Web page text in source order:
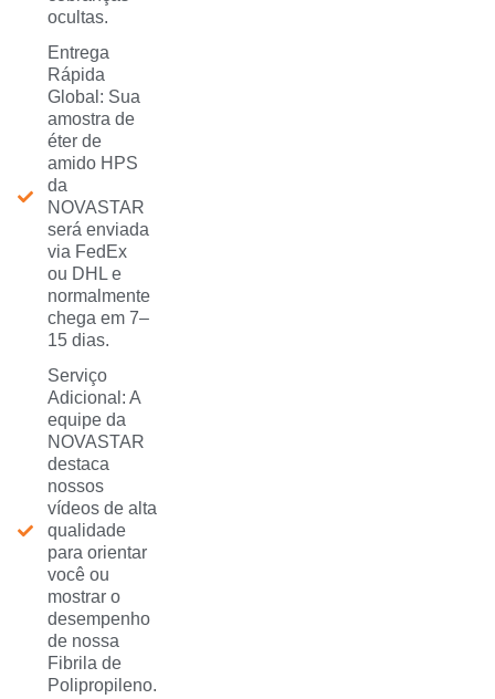
ocultas.
Entrega
Rápida
Global: Sua
amostra de
éter de
amido HPS
da
NOVASTAR
será enviada
via FedEx
ou DHL e
normalmente
chega em 7–
15 dias.
Serviço
Adicional: A
equipe da
NOVASTAR
destaca
nossos
vídeos de alta
qualidade
para orientar
você ou
mostrar o
desempenho
de nossa
Fibrila de
Polipropileno.